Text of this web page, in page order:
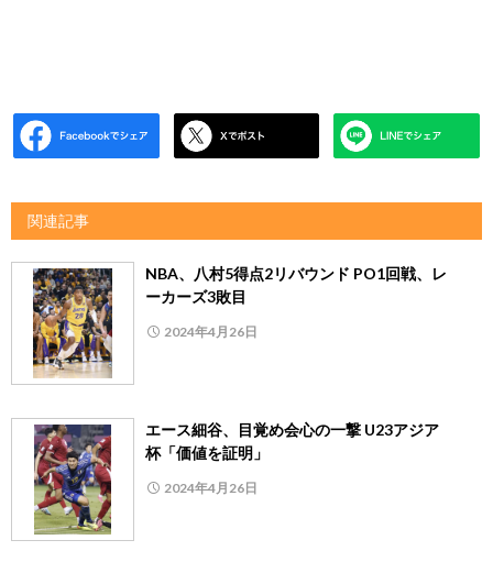
関連記事
NBA、八村5得点2リバウンド PO1回戦、レ
ーカーズ3敗目
2024年4月26日
エース細谷、目覚め会心の一撃 U23アジア
杯「価値を証明」
2024年4月26日